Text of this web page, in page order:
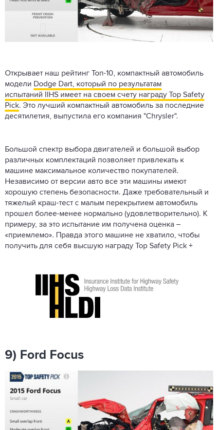
Открывает наш рейтинг Топ-10, компактный автомобиль
модели Dodge Dart, который по результатам
испытаний IIHS имеет на своем счету награду Top Safety
Pick. Это лучший компактный автомобиль за последние
десятилетия, выпустила его компания "Chrysler".
Большой спектр выбора двигателей и большой выбор
различных комплектаций позволяет привлекать к
машине максимальное количество покупателей.
Независимо от версии авто все эти машины имеют
хорошую степень безопасности. Даже требовательный и
тяжелый краш-тест с малым перекрытием автомобиль
прошел более-менее нормально (удовлетворительно). К
примеру, за это испытание им получена оценка –
«приемлемо». Правда этого машине не хватило, чтобы
получить для себя высшую награду Top Safety Pick +
9) Ford Focus